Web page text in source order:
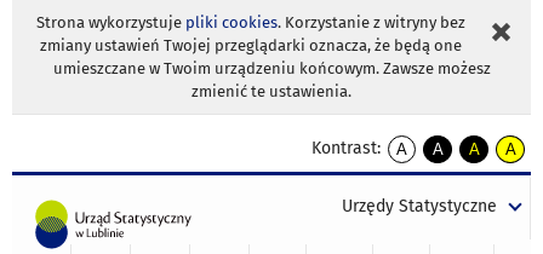
Strona wykorzystuje pliki cookies. Korzystanie z witryny bez
zmiany ustawień Twojej przeglądarki oznacza, że będą one
umieszczane w Twoim urządzeniu końcowym. Zawsze możesz
zmienić te ustawienia.
Kontrast:
A
kontrast
A
kontrast
tekst
czarnym
A
kontrast
tekst
czarnym
A
tekst
żółtym
Urzędy Statystyczne